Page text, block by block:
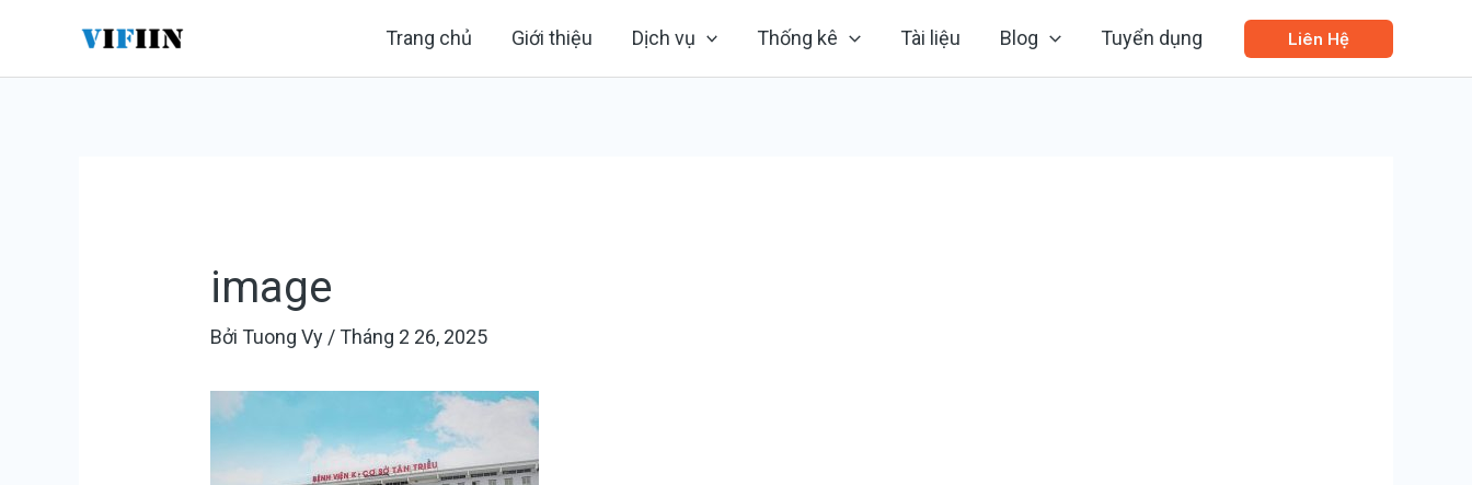
Trang chủ Giới thiệu Dịch vụ Thống kê Tài liệu Blog Tuyển dụng Liên Hệ
image
Bởi Tuong Vy / Tháng 2 26, 2025
hướng